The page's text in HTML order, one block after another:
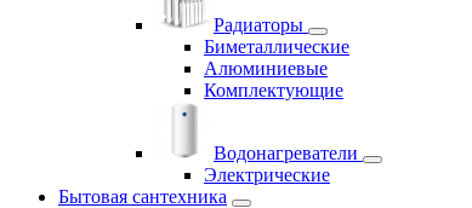
Радиаторы
Биметаллические
Алюминиевые
Комплектующие
Водонагреватели
Электрические
Бытовая сантехника